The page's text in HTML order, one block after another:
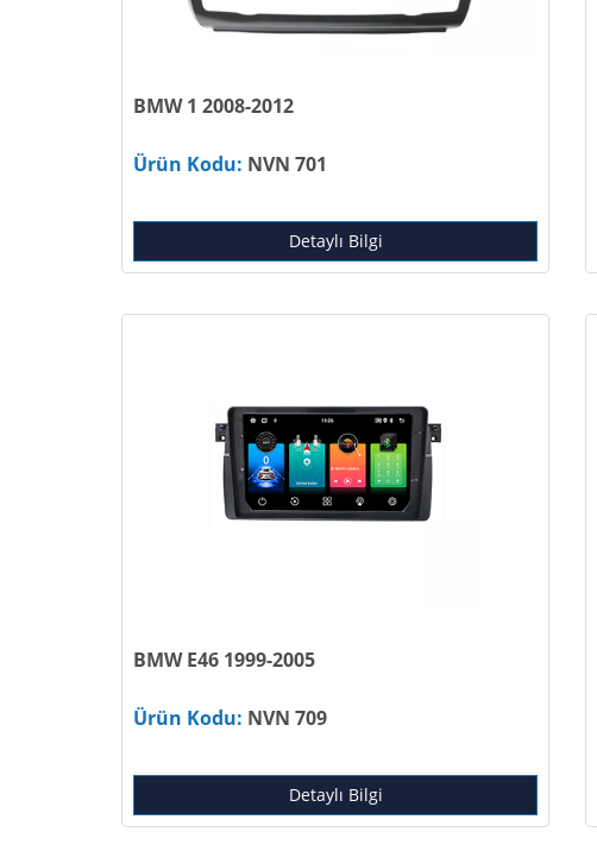
BMW 1 2008-2012
Ürün Kodu: NVN 701
Detaylı Bilgi
BMW E46 1999-2005
Ürün Kodu: NVN 709
Detaylı Bilgi